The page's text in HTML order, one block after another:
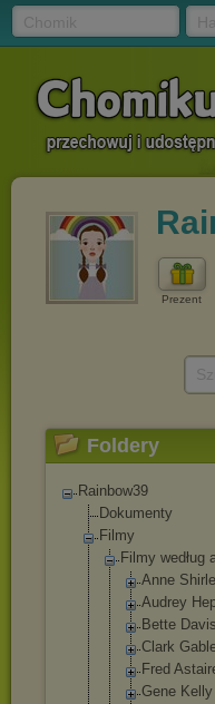
Prezent
Foldery
Rainbow39
Dokumenty
Filmy
Filmy według
Anne
Audrey
Bette Davis
Clark
Fred
Gene Kelly